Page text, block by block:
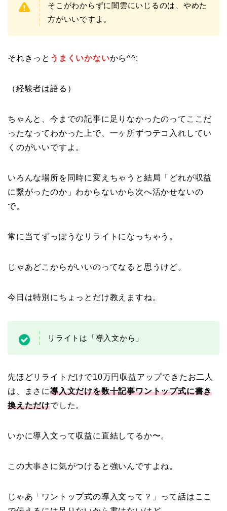
そこがわからずに闇雲にいじるのは、やめた
方がいいですよ。
それきっと うまくいかないから^^;
（経験者は語る）
ちゃんと、今までの記事に足りなかったのってここだ
ったなってわかった上で、一ヶ所ずつテコ入れしてい
くのがいいですよ。
いろんな場所を同時に変えちゃうと結局「どれが収益
に繋がったのか」わからないから次へ活かせないの
で。
常に当てずっぽうなリライトになっちゃう。
じゃあどこからがいいのってなると思うけど。
今日は特別にちょっとだけ教えますね。
リライトは「導入文から」
先ほどリライトだけで10万円収益アップできたお二人
は、まさに導入文だけを数十記事ワントップ式に書き
換えただけでした。
いかに導入文って収益に直結してるか〜。
この大事さに気がつけると強いんですよね。
じゃあ「ワントップ式の導入文って？」って話はここ